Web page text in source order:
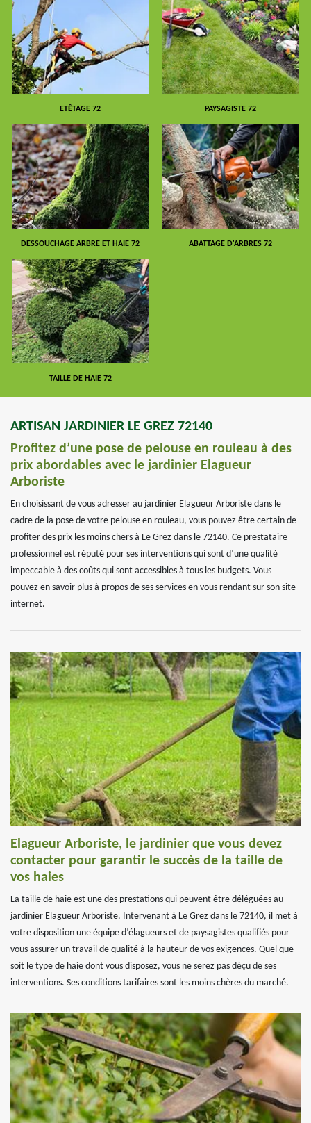
ETÊTAGE 72 PAYSAGISTE 72
DESSOUCHAGE ARBRE ET HAIE 72 ABATTAGE D'ARBRES 72
TAILLE DE HAIE 72
ARTISAN JARDINIER LE GREZ 72140
Profitez d’une pose de pelouse en rouleau à des
prix abordables avec le jardinier Elagueur
Arboriste
En choisissant de vous adresser au jardinier Elagueur Arboriste dans le
cadre de la pose de votre pelouse en rouleau, vous pouvez être certain de
profiter des prix les moins chers à Le Grez dans le 72140. Ce prestataire
professionnel est réputé pour ses interventions qui sont d’une qualité
impeccable à des coûts qui sont accessibles à tous les budgets. Vous
pouvez en savoir plus à propos de ses services en vous rendant sur son site
internet.
Elagueur Arboriste, le jardinier que vous devez
contacter pour garantir le succès de la taille de
vos haies
La taille de haie est une des prestations qui peuvent être déléguées au
jardinier Elagueur Arboriste. Intervenant à Le Grez dans le 72140, il met à
votre disposition une équipe d’élagueurs et de paysagistes qualifiés pour
vous assurer un travail de qualité à la hauteur de vos exigences. Quel que
soit le type de haie dont vous disposez, vous ne serez pas déçu de ses
interventions. Ses conditions tarifaires sont les moins chères du marché.